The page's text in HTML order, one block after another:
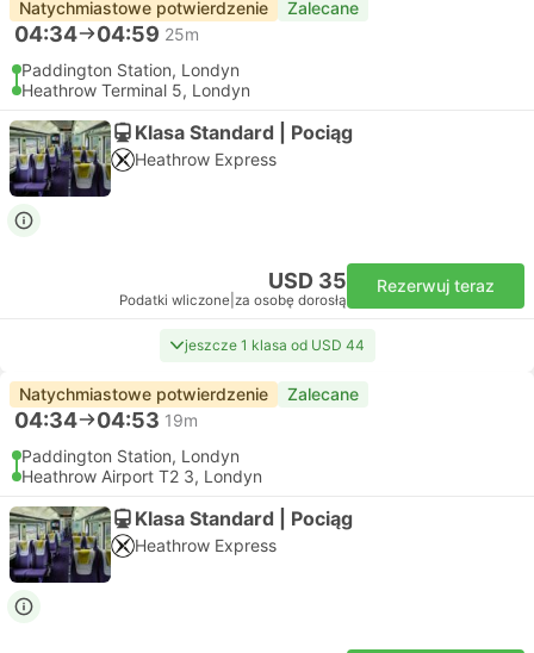
Natychmiastowe potwierdzenie Zalecane
04:34 04:59 25m
Paddington Station, Londyn
Heathrow Terminal 5, Londyn
Klasa Standard | Pociąg
Heathrow Express
USD 35
Podatki wliczone za osobę dorosłą
Rezerwuj teraz
jeszcze 1 klasa od USD 44
Natychmiastowe potwierdzenie Zalecane
04:34 04:53 19m
Paddington Station, Londyn
Heathrow Airport T2 3, Londyn
Klasa Standard | Pociąg
Heathrow Express